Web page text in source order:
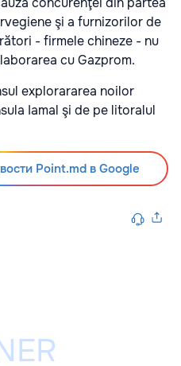
şi a furnizorilor de
- firmele chineze - nu
cu Gazprom.
explorararea noilor
Iamal şi de pe litoralul
Point.md в Google